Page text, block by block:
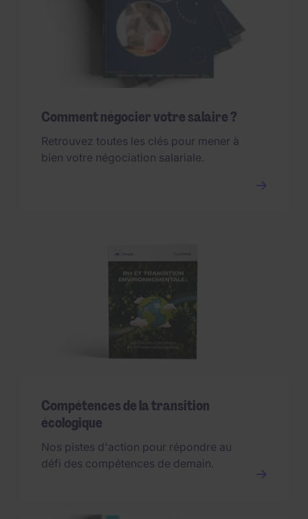
Comment négocier votre salaire ?
Retrouvez toutes les clés pour mener à
bien votre négociation salariale.
Compétences de la transition
écologique
Nos pistes d'action pour répondre au
défi des compétences de demain.